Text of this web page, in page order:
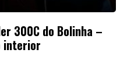
300C do Bolinha –
interior